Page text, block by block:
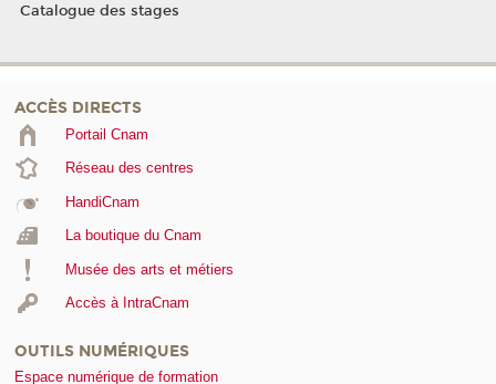
Catalogue des stages
ACCÈS DIRECTS
Portail Cnam
Réseau des centres
HandiCnam
La boutique du Cnam
Musée des arts et métiers
Accès à IntraCnam
OUTILS NUMÉRIQUES
Espace numérique de formation